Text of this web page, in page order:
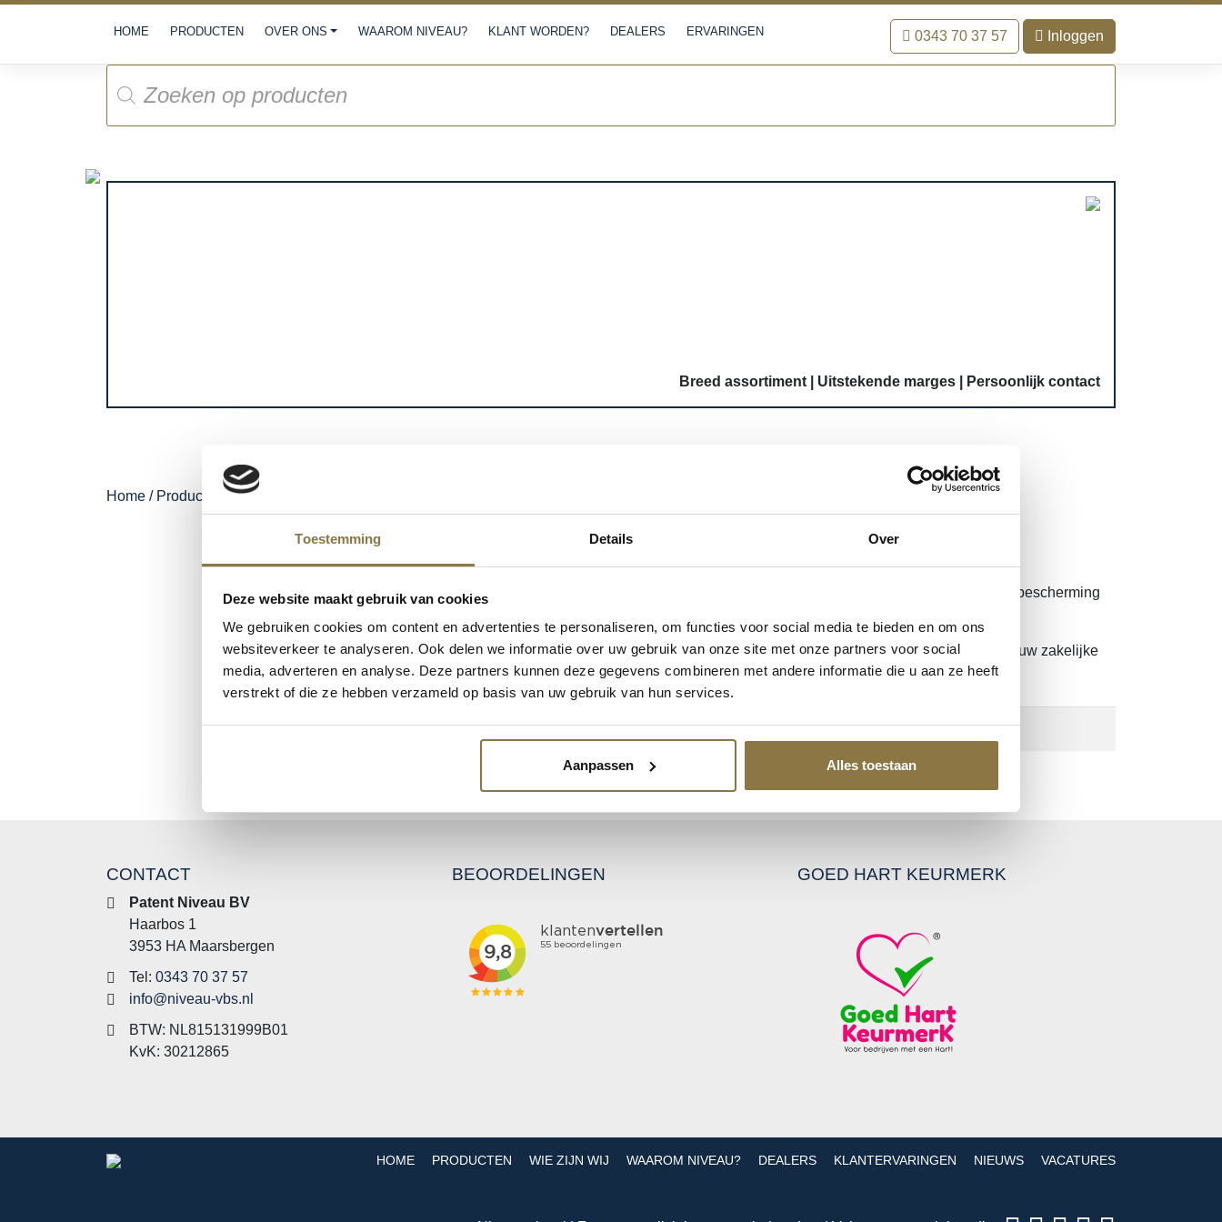
Toestemming Details Over
Deze website maakt gebruik van cookies
We gebruiken cookies om content en advertenties te personaliseren, om functies voor social media te bieden en om ons
websiteverkeer te analyseren. Ook delen we informatie over uw gebruik van onze site met onze partners voor social
media, adverteren en analyse. Deze partners kunnen deze gegevens combineren met andere informatie die u aan ze heeft
verstrekt of die ze hebben verzameld op basis van uw gebruik van hun services.
Aanpassen Alles toestaan
HOME PRODUCTEN OVER ONS WAAROM NIVEAU? KLANT WORDEN? DEALERS ERVARINGEN 0343 70 37 57 Inloggen
Producten
zoeken
Breed assortiment Uitstekende marges Persoonlijk contact
Home / Producten /Schuller Non-paint
CLEARVIEW VEILIGHEIDSBRIL
Schuller – ClearView Beschermbri
l met zachte veertips voor extra draagcomfort, biedt bescherming
Login om te kunnen bestellen of uw inkoopprijs te zien. Nog geen account?Klik hier
om uw zakelijke
account aan te vragen.
EAN 9002588424934
CONTACT
Patent Niveau BV
Haarbos 1
3953 HA Maarsbergen
Tel: 0343 70 37 57
info@niveau-vbs.nl
BTW: NL815131999B01
KvK: 30212865
BEOORDELINGEN GOED HART KEURMERK
HOME PRODUCTEN WIE ZIJN WIJ WAAROM NIVEAU? DEALERS KLANTERVARINGEN NIEUWS VACATURES